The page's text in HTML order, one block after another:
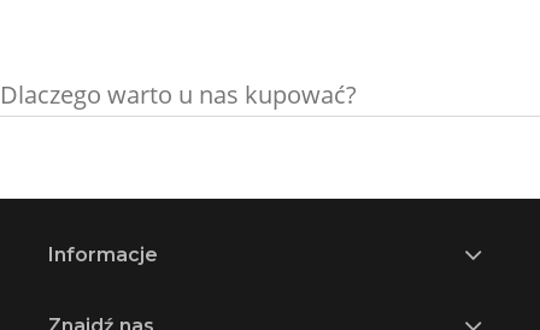
Dlaczego warto u nas kupować?
Informacje